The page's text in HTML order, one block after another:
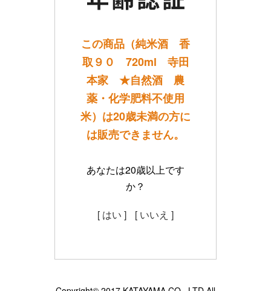
この商品（純米酒 香
取９０ 720ml 寺田
本家 ★自然酒 農
薬・化学肥料不使用
米）は20歳未満の方に
は販売できません。
あなたは20歳以上です
か？
[ はい ] [ いいえ ]